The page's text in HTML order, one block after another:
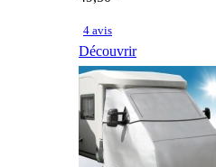
4 avis
Découvrir